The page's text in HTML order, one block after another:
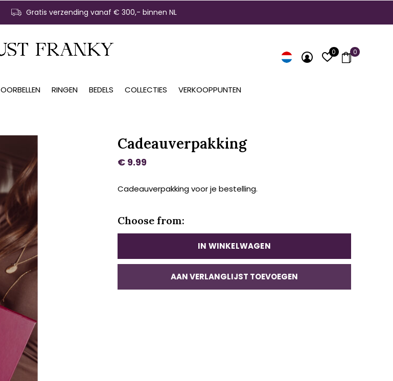
OORBELLEN RINGEN BEDELS COLLECTIES VERKOOPPUNTEN
0 0
Gratis verzending vanaf € 300,- binnen NL
Cadeauverpakking
€ 9.99
Cadeauverpakking voor je bestelling.
Choose from:
IN WINKELWAGEN
AAN VERLANGLIJST TOEVOEGEN